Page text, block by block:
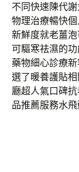
不同快速陳代
物理治療暢快
新鮮度就老薑
可驅寒祛濕的
藥物細心診療
選了暖養護貼
廳超人氣口碑
品推薦服務水